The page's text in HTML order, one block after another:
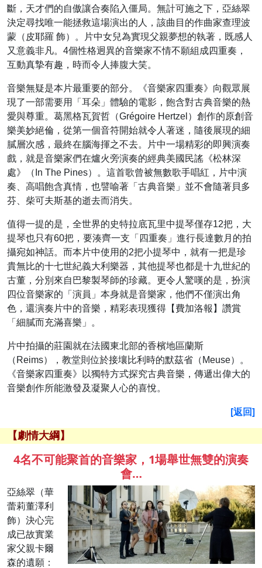
斷，天才們的自傲讓合奏陷入僵局。無計可施之下，亞絲翠
決定尋找唯一能拯救這場演出的人，該曲目的作曲家查理波
蒙（皮耶羅 飾）。片中女兒為實現父親夢想的執著，既感人
又意義非凡。4個性格迥異的音樂家不情不願組成四重奏，
互動真摯有趣，時而令人捧腹大笑。
音樂無疑是本片最重要的部分。《音樂家四重奏》向觀眾展
現了一部需要用「耳朵」體驗的電影，飽含對古典音樂的熱
愛與尊重。葛黑格瓦賀哲（Grégoire Hertzel）創作的原創音
樂美妙絕倫，從第一個音符開始就令人著迷，隨後展現的細
膩層次感，最終在腦海揮之不去。片中一場精彩的即興演奏
戲，就是音樂家們在爐火旁演奏的經典美國民謠《松林深
處》（In The Pines）。這首歌曾被無數歌手唱紅，片中演
奏、高唱飽含真情，也譬喻著「古典音樂」並不會隨著貝多
芬、柴可夫斯基的逝去而消失。
值得一提的是，全世界的史特拉底瓦里中提琴僅存12把，大
提琴也只有60把，要湊齊一支「四重奏」進行長達數月的拍
攝宛如神話。而本片中使用的2把小提琴中，就有一把是珍
貴無比的十七世紀義大利樂器，其他提琴也都是十九世紀的
古董，分別來自巴黎製琴師的珍藏。更令人驚嘆的是，扮演
四位音樂家的「演員」本身就是音樂家，他們不僅演出角
色，還演奏片中的音樂，精彩表現獲得【費加洛報】讚賞
「細膩而充滿喜樂」。
片中拍攝的莊園就在法國東北部的香檳地區蘭斯
（Reims），教堂則位於接壤比利時的默茲省（Meuse）。
《音樂家四重奏》以獨特方式探究古典音樂，傳遞出偉大的
音樂創作所能激發及凝聚人心的喜悅。
[返回]
【劇情大綱】
4名不可能聚首的音樂家，1場舉世無雙的演奏
會…
亞絲翠（華
蕾莉董澤利
飾）決心完
成已故實業
家父親卡爾
森的遺願：